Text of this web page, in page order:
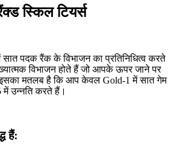
स्किल टियर्स
पदक रैंक के विभाजन का प्रतिनिधित्व करते
विभाजन होते हैं जो आपके ऊपर जाने पर
इसका मतलब है कि आप केवल Gold-1 में सात गेम
में उन्नति करते हैं।
हैं: